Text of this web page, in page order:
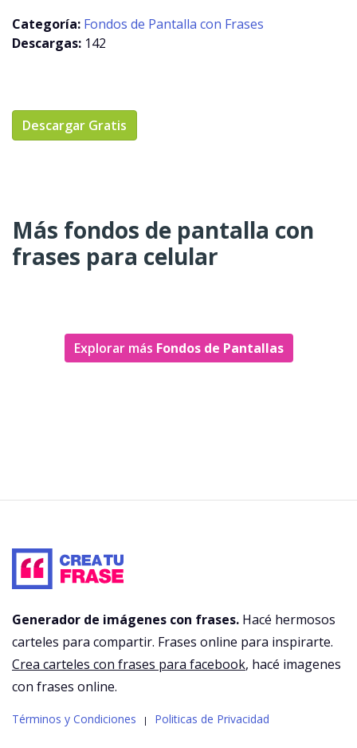
Categoría: Fondos de Pantalla con Frases
Descargas: 142
Descargar Gratis
Más fondos de pantalla con
frases para celular
Explorar más Fondos de Pantallas
Generador de imágenes con frases. Hacé hermosos
carteles para compartir. Frases online para inspirarte.
Crea carteles con frases para facebook, hacé imagenes
con frases online.
Términos y Condiciones | Politicas de Privacidad